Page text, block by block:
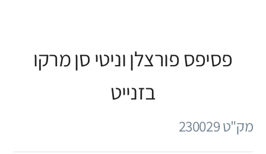
פסיפס פורצלן וניטי סן מרקו
בזנייט
מק"ט 230029